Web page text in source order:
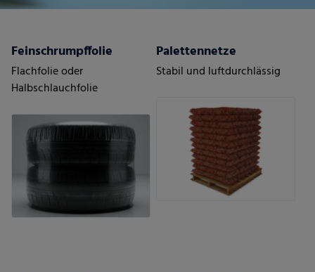
Feinschrumpffolie
Flachfolie oder
Halbschlauchfolie
Palettennetze
Stabil und luftdurchlässig